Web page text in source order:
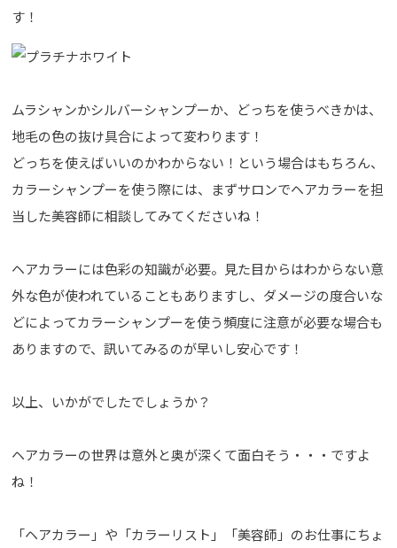
す！
ムラシャンかシルバーシャンプーか、どっちを使うべきかは、
地毛の色の抜け具合によって変わります！
どっちを使えばいいのかわからない！という場合はもちろん、
カラーシャンプーを使う際には、まずサロンでヘアカラーを担
当した美容師に相談してみてくださいね！
ヘアカラーには色彩の知識が必要。見た目からはわからない意
外な色が使われていることもありますし、ダメージの度合いな
どによってカラーシャンプーを使う頻度に注意が必要な場合も
ありますので、訊いてみるのが早いし安心です！
以上、いかがでしたでしょうか？
ヘアカラーの世界は意外と奥が深くて面白そう・・・ですよ
ね！
「ヘアカラー」や「カラーリスト」「美容師」のお仕事にちょ